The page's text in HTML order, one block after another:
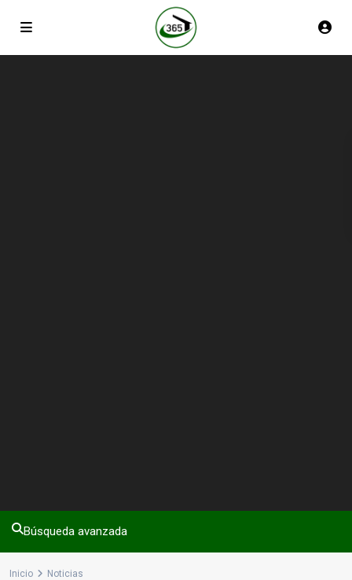
Búsqueda avanzada
Inicio
Noticias